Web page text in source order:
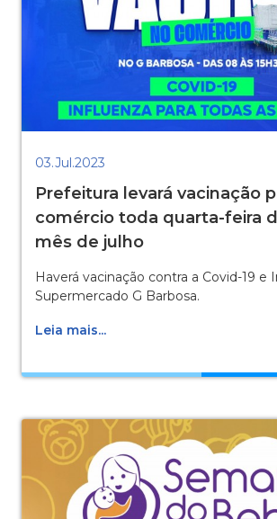
03.Jul.2023
Prefeitura levará vacinação
comércio toda quarta-feira
mês de julho
Haverá vacinação contra a Covid-19 e
Supermercado G Barbosa.
Leia mais...